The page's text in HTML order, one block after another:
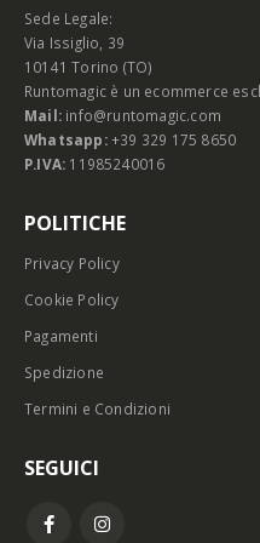
Sede Legale:
Via Issiglio, 39
10141 Torino (TO)
Runtomagic è un ecommerce
Mail: info@runtomagic.com
Whatsapp: +39 329 175 8650
P.IVA: 11985240016
POLITICHE
Privacy Policy
Cookie Policy
Pagamenti
Spedizione
Termini e Condizioni
SEGUICI